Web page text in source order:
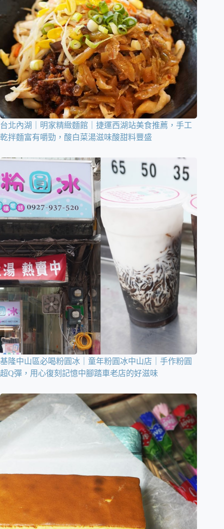
台北內湖｜明家精緻麵館｜捷運西湖站美食推薦，手工
乾拌麵富有嚼勁，酸白菜湯滋味酸甜料豐盛
基隆中山區必喝粉圓冰｜童年粉圓冰中山店｜手作粉圓
超Q彈，用心復刻記憶中腳踏車老店的好滋味